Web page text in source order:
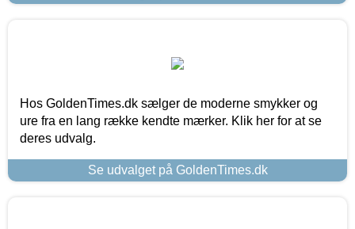
Hos GoldenTimes.dk sælger de moderne smykker og
ure fra en lang række kendte mærker. Klik her for at se
deres udvalg.
Se udvalget på GoldenTimes.dk